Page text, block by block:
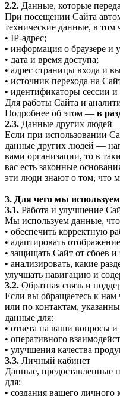
2.2. Данные, которые
При посещении Сайта
технические данные, в том
• IP-адрес;
• информация о браузере и
• дата и время доступа;
• адрес страницы входа и
• источник перехода на
• идентификаторы сессии
Для работы Сайта и
Подробнее об этом — в
2.3. Данные других людей
Если при использовании
данные других людей —
вами организации, то в
вас есть законные
эти люди знают о том, что
3. Для чего мы
3.1. Работа и улучшение
Мы используем данные,
• обеспечить корректную
• адаптировать
• защищать Сайт от сбоев и
• анализировать, какие
улучшать навигацию и
3.2. Обратная связь и
Если вы обращаетесь к нам
или по контактам,
данные для:
• ответа на ваши вопросы
• оперативного
• улучшения качества
3.3. Личный кабинет
Данные, предоставленные
для:
• создания вашего личного